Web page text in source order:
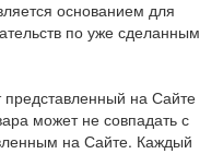
основанием для
по уже сделанным
на Сайте
может не совпадать с
на Сайте. Каждый